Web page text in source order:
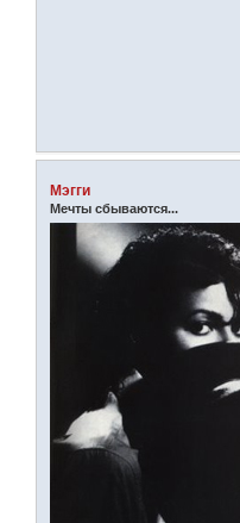
Мэгги
Мечты сбываются...